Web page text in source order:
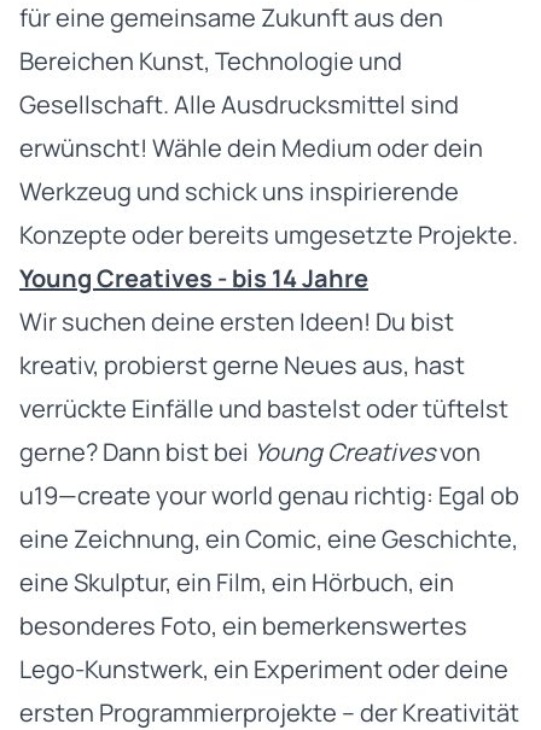
für eine gemeinsame Zukunft aus den
Bereichen Kunst, Technologie und
Gesellschaft. Alle Ausdrucksmittel sind
erwünscht! Wähle dein Medium oder dein
Werkzeug und schick uns inspirierende
Konzepte oder bereits umgesetzte Projekte.
Young Creatives - bis 14 Jahre
Wir suchen deine ersten Ideen! Du bist
kreativ, probierst gerne Neues aus, hast
verrückte Einfälle und bastelst oder tüftelst
gerne? Dann bist bei Young Creativesvon
u19—create your world genau richtig: Egal ob
eine Zeichnung, ein Comic, eine Geschichte,
eine Skulptur, ein Film, ein Hörbuch, ein
besonderes Foto, ein bemerkenswertes
Lego-Kunstwerk, ein Experiment oder deine
ersten Programmierprojekte – der Kreativität